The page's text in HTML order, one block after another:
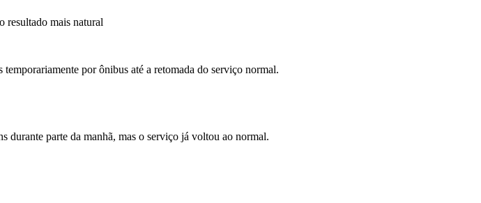
resultado mais natural
por ônibus até a retomada do serviço normal.
parte da manhã, mas o serviço já voltou ao normal.